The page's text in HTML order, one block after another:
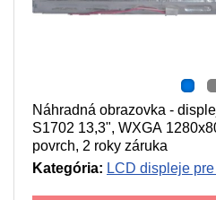
Náhradná obrazovka -
S1702 13,3", WXGA
povrch, 2 roky záruka
Kategória: LCD displeje